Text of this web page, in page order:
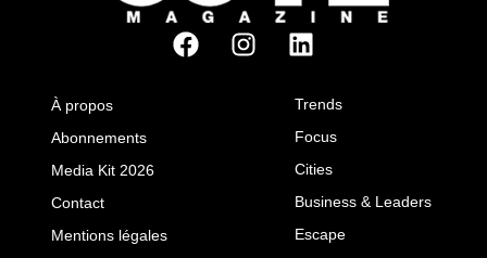
À propos
Abonnements
Media Kit 2026
Contact
Mentions légales
Trends
Focus
Cities
Business & Leaders
Escape